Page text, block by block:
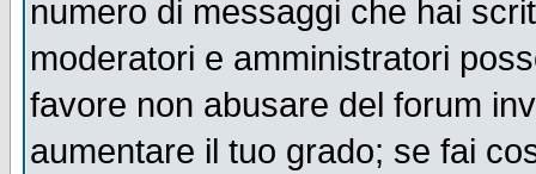
numero di messaggi che hai
moderatori e amministratori
favore non abusare del forum
aumentare il tuo grado; se fai